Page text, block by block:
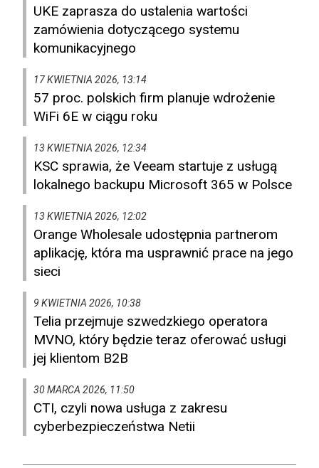
UKE zaprasza do ustalenia wartości
zamówienia dotyczącego systemu
komunikacyjnego
17 KWIETNIA 2026, 13:14
57 proc. polskich firm planuje wdrożenie
WiFi 6E w ciągu roku
13 KWIETNIA 2026, 12:34
KSC sprawia, że Veeam startuje z usługą
lokalnego backupu Microsoft 365 w Polsce
13 KWIETNIA 2026, 12:02
Orange Wholesale udostępnia partnerom
aplikację, która ma usprawnić prace na jego
sieci
9 KWIETNIA 2026, 10:38
Telia przejmuje szwedzkiego operatora
MVNO, który będzie teraz oferować usługi
jej klientom B2B
30 MARCA 2026, 11:50
CTI, czyli nowa usługa z zakresu
cyberbezpieczeństwa Netii